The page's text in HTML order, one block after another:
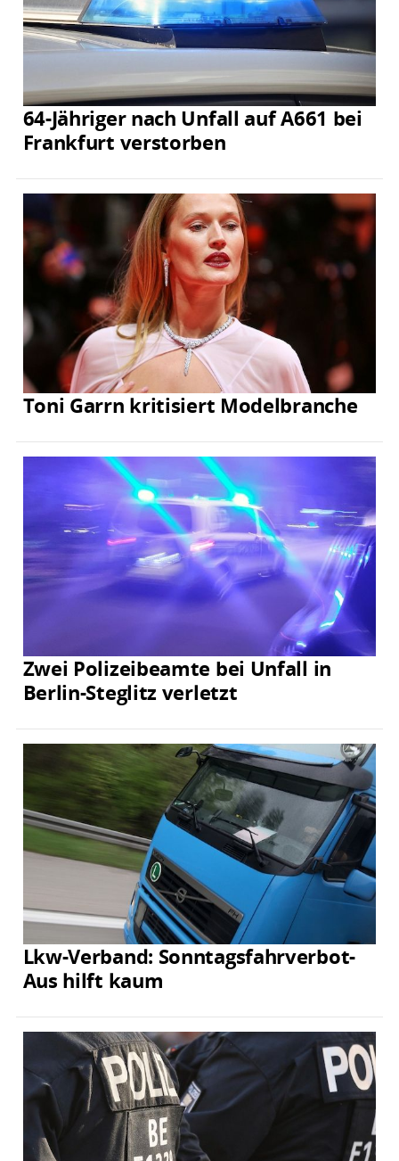
64-Jähriger nach Unfall auf A661 bei
Frankfurt verstorben
Toni Garrn kritisiert Modelbranche
Zwei Polizeibeamte bei Unfall in
Berlin-Steglitz verletzt
Lkw-Verband: Sonntagsfahrverbot-
Aus hilft kaum